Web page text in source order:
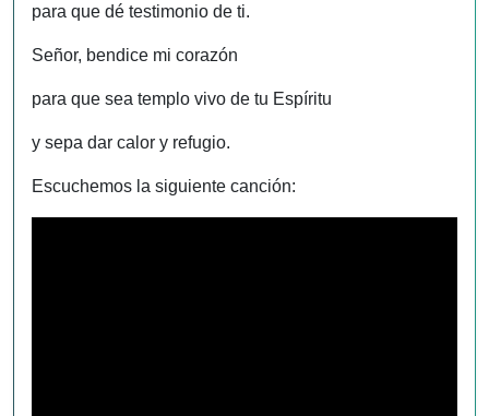
para que dé testimonio de ti.
Señor, bendice mi corazón
para que sea templo vivo de tu Espíritu
y sepa dar calor y refugio.
Escuchemos la siguiente canción: